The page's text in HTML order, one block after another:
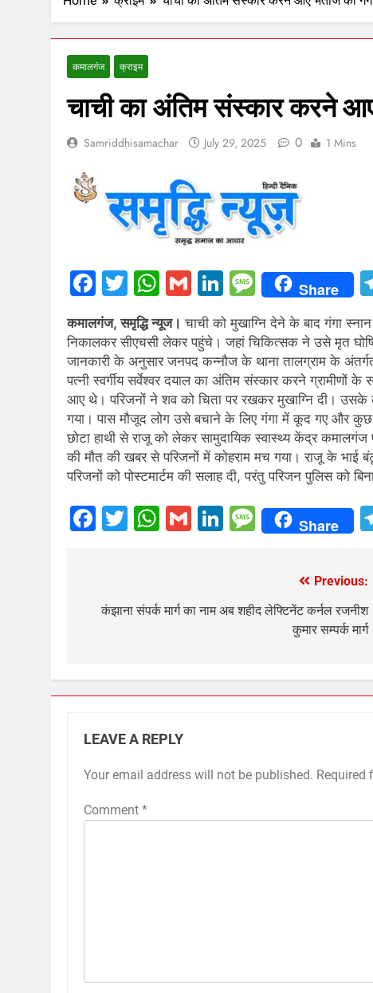
कमालगंज क्राइम
चाची का अंतिम संस्कार करने
Samriddhisamachar July 29, 2025 0 1 Mins
Facebook
Twitter
WhatsApp
GmailLinkedIn
Message
Share
कमालगंज, समृद्धि न्यूज। चाची को मुखाग्नि देने के बाद गंगा
निकालकर सीएचसी लेकर पहुंचे। जहां चिकित्सक ने उसे मृत
जानकारी के अनुसार जनपद कन्नौज के थाना तालग्राम के अंतर्गत
पत्नी स्वर्गीय सर्वेश्वर दयाल का अंतिम संस्कार करने ग्रामीणों
आए थे। परिजनों ने शव को चिता पर रखकर मुखाग्नि दी।
गया। पास मौजूद लोग उसे बचाने के लिए गंगा में कूद गए और कुछ
छोटा हाथी से राजू को लेकर सामुदायिक स्वास्थ्य केंद्र
की मौत की खबर से परिजनों में कोहराम मच गया। राजू के भाई
परिजनों को पोस्टमार्टम की सलाह दी, परंतु परिजन पुलिस को
Facebook
Twitter
WhatsApp
GmailLinkedIn
Message
Share
navigation
Previous:
कंझाना संपर्क मार्ग का नाम अब शहीद लेफ्टिनेंट कर्नल रजनीश
कुमार सम्पर्क मार्ग
LEAVE A REPLY
Your email address will not be published. Required
Comment *